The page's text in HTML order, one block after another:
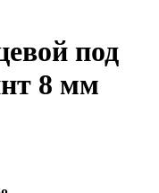
под
8 мм